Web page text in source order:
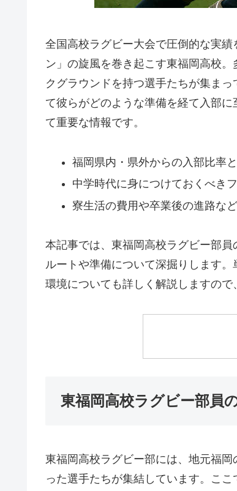
全国高校ラグビー大会で圧倒的な実
ン」の旋風を巻き起こす東福岡高校
クグラウンドを持つ選手たちが集ま
て彼らがどのような準備を経て入部
て重要な情報です。
福岡県内・県外からの入部比率
中学時代に身につけておくべき
寮生活の費用や卒業後の進路な
本記事では、東福岡高校ラグビー部
ルートや準備について深掘りします
環境についても詳しく解説しますので
東福岡高校ラグビー部員
東福岡高校ラグビー部には、地元福
った選手たちが集結しています。こ